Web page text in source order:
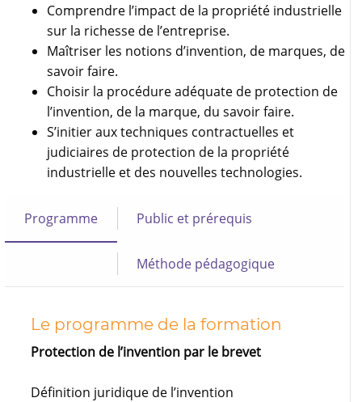
Comprendre l’impact de la propriété industrielle
sur la richesse de l’entreprise.
Maîtriser les notions d’invention, de marques, de
savoir faire.
Choisir la procédure adéquate de protection de
l’invention, de la marque, du savoir faire.
S’initier aux techniques contractuelles et
judiciaires de protection de la propriété
industrielle et des nouvelles technologies.
Programme Public et prérequis
Méthode pédagogique
Le programme de la formation
Protection de l’invention par le brevet
Définition juridique de l’invention